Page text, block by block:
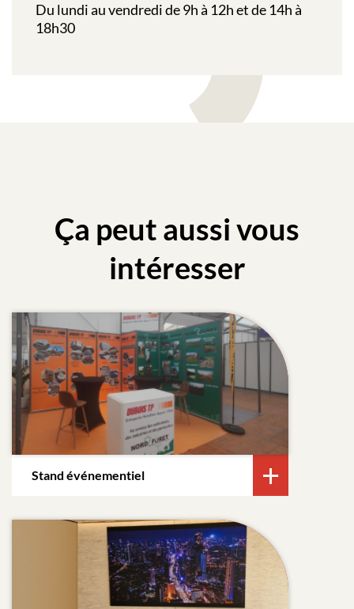
Du lundi au vendredi de 9h à 12h et de 14h à
18h30
Ça peut aussi vous
intéresser
Stand événementiel